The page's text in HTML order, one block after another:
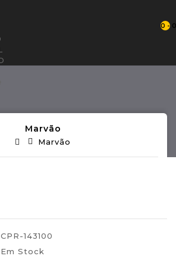
0 -
Marvão
Marvão
CPR-143100
Em Stock